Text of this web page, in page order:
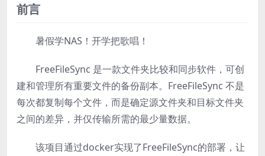
前言
暑假学NAS！开学把歌唱！
FreeFileSync 是一款文件夹比较和同步软件，可创
建和管理所有重要文件的备份副本。FreeFileSync 不是
每次都复制每个文件，而是确定源文件夹和目标文件夹
之间的差异，并仅传输所需的最少量数据。
该项目通过docker实现了FreeFileSync的部署，让